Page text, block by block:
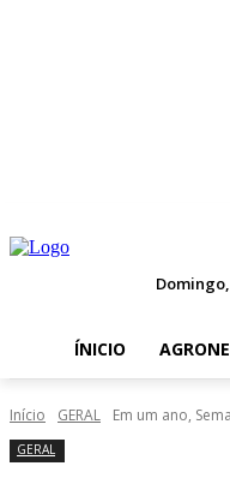
ÍNICIO
Início GERAL Em um ano,
GERAL